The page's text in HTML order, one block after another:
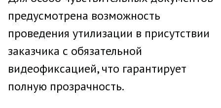
предусмотрена возможность
проведения утилизации в присутствии
заказчика с обязательной
видеофиксацией, что гарантирует
полную прозрачность.